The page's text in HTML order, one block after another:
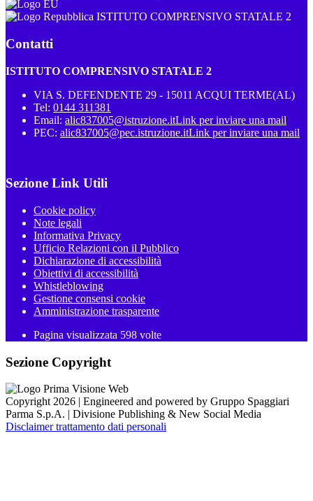
ISTITUTO COMPRENSIVO STATALE 2
Contatti
ISTITUTO COMPRENSIVO STATALE 2
VIA S. DEFENDENTE 29 - 15011 ACQUI TERME(AL)
Tel: 0144 311381
Email: alic837005@istruzione.itLink per inviare una mail
PEC: alic837005@pec.istruzione.itLink per inviare una mail
Sezione Link Utili
Cookie policy
Note legali
Informativa Privacy
Ufficio Relazioni con il Pubblico
Dichiarazione di accessibilità
Obiettivi di accessibilità
Whistleblowing
Gestione consensi cookie
Amministrazione trasparente
Pagina visualizzata 598 volte
Sezione Copyright
Copyright 2026 | Engineered and powered by Gruppo Spaggiari
Parma S.p.A. | Divisione Publishing & New Social Media
Disclaimer trattamento dati personali